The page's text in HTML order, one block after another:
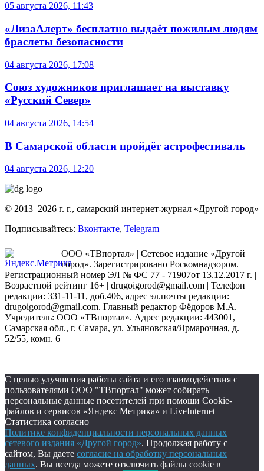
05 августа 2026, 11:43
«ЛизаАлерт» бесплатно выдаёт пожилым людям
браслеты безопасности
04 августа 2026, 17:08
Союз художников приглашает на выставку
«Русский Север»
04 августа 2026, 14:54
В Самарской области пройдёт астрофестиваль
04 августа 2026, 12:20
© 2013–2026 г. г., самарский интернет-журнал «Другой город»
Подписывайтесь: Вконтакте, Telegram
ООО «ТВпортал» | Сетевое издание «Другой
город». Зарегистрировано Роскомнадзором.
Регистрационный номер ЭЛ № ФС 77 - 71907от 13.12.2017 г. |
Возрастной рейтинг 16+ | drugoigorod@gmail.com | Телефон
редакции: 331-11-11, доб.406, адрес эл.почты редакции:
drugoigorod@gmail.com. Главный редактор Фёдоров М.А.
Учредитель: ООО «ТВпортал». Адрес редакции: 443001,
Самарская обл., г. Самара, ул. Ульяновская/Ярмарочная, д.
52/55, комн. 6
С целью улучшения работы сайта и его взаимодействия с
пользователями ООО "ТВпортал" может собирать
персональные данные посетителей при помощи Cookie-
файлов и сервисов «Яндекс Метрика» и LiveInternet
Статистика согласно
Политике конфиденциальности персональных данных
сетевого издания «Другой город». Продолжая работу с
сайтом, Вы даете согласие на обработку персональных
данных. Вы всегда можете отключить файлы cookie в